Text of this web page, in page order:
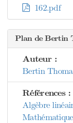
162.pdf
Plan de Bertin
Auteur :
Bertin
Références :
Algèbre